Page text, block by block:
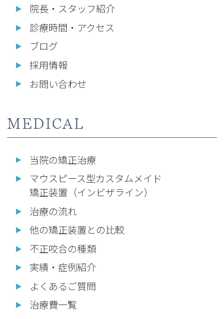
院長・スタッフ紹介
診療時間・アクセス
ブログ
採用情報
お問い合わせ
MEDICAL
当院の矯正治療
マウスピース型カスタムメイド
矯正装置（インビザライン）
治療の流れ
他の矯正装置との比較
不正咬合の種類
実績・症例紹介
よくあるご質問
治療費一覧